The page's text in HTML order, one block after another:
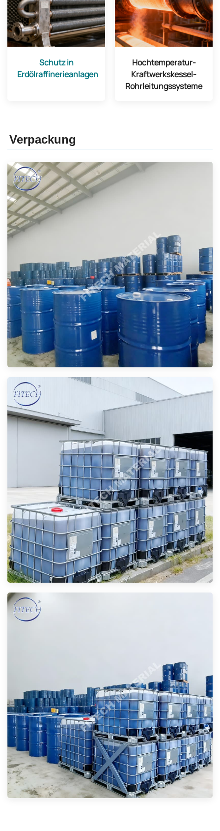
Schutz in
Erdölraffinerieanlagen
Hochtemperatur-
Kraftwerkskessel-
Rohrleitungssysteme
Verpackung